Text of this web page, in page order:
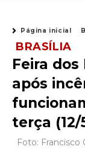
Página inicial
BRASÍLIA
Feira
após
terça (12/
Foto: Francisco